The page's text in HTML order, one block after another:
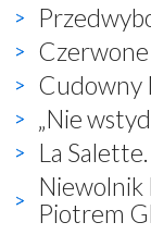
Czerwone
Cudowny
„Nie
La
Niewolnik
Piotrem